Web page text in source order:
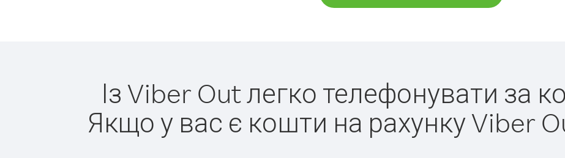
Із Viber Out легко телефонувати за
Якщо у вас є кошти на рахунку Viber